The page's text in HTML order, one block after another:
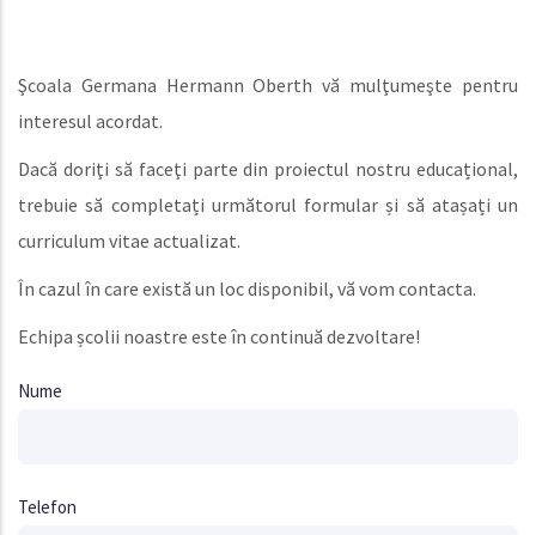
Şcoala Germana Hermann Oberth vă mulţumeşte pentru
interesul acordat.
Dacă doriţi să faceţi parte din proiectul nostru educațional,
trebuie să completați următorul formular și să atașați un
curriculum vitae actualizat.
În cazul în care există un loc disponibil, vă vom contacta.
Echipa școlii noastre este în continuă dezvoltare!
Nume
Telefon